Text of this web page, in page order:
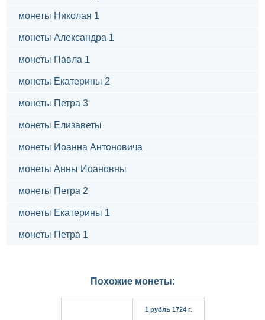
монеты Николая 1
монеты Александра 1
монеты Павла 1
монеты Екатерины 2
монеты Петра 3
монеты Елизаветы
монеты Иоанна Антоновича
монеты Анны Иоановны
монеты Петра 2
монеты Екатерины 1
монеты Петра 1
Похожие монеты:
1 рубль 1724 г.